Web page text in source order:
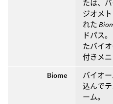
たは、
ジオメ
れた
ドパス
たバイ
付きメニ
Biome
バイオ
込んで
ーム。